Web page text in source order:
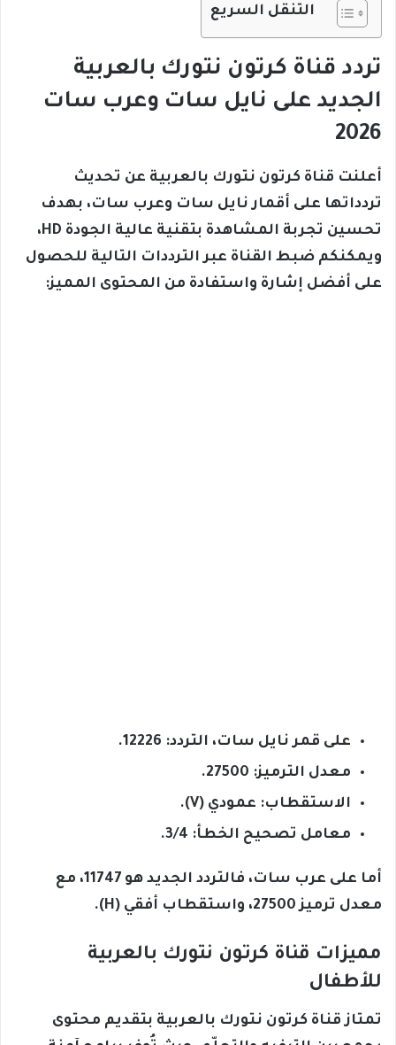
التنقل السريع
تردد قناة كرتون نتورك بالعربية
الجديد على نايل سات وعرب سات
2026
أعلنت قناة كرتون نتورك بالعربية عن تحديث
تردداتها على أقمار نايل سات وعرب سات، بهدف
تحسين تجربة المشاهدة بتقنية عالية الجودة HD،
ويمكنكم ضبط القناة عبر الترددات التالية للحصول
على أفضل إشارة واستفادة من المحتوى المميز:
على قمر نايل سات، التردد: 12226.
معدل الترميز: 27500.
الاستقطاب: عمودي (V).
معامل تصحيح الخطأ: 3/4.
أما على عرب سات، فالتردد الجديد هو 11747، مع
معدل ترميز 27500، واستقطاب أفقي (H).
مميزات قناة كرتون نتورك بالعربية
للأطفال
تمتاز قناة كرتون نتورك بالعربية بتقديم محتوى